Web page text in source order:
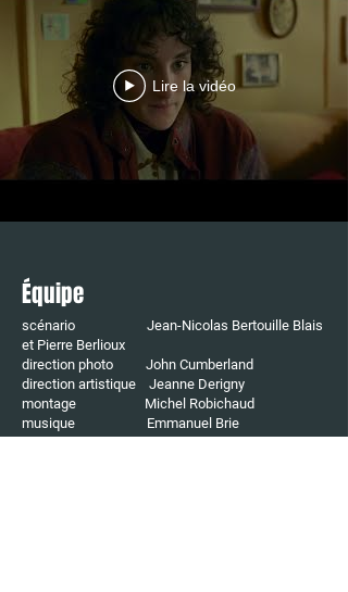
Lire la vidéo
Équipe
scénario Jean-Nicolas Bertouille Blais
et Pierre Berlioux
direction photo John Cumberland
direction artistique Jeanne Derigny
montage Michel Robichaud
musique Emmanuel Brie